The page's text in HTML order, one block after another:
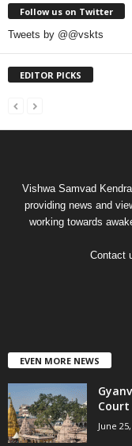
Follow us on Twitter
Tweets by @@vskts
EDITOR PICKS
Vishwa Samvad
providing news and
working towards
Contact
EVEN MORE NEWS
June